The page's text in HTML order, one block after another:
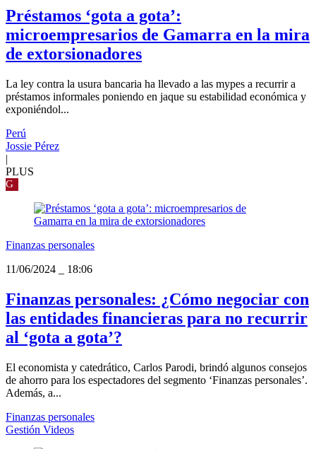
Préstamos ‘gota a gota’:
microempresarios de Gamarra en la mira
de extorsionadores
La ley contra la usura bancaria ha llevado a las mypes a recurrir a
préstamos informales poniendo en jaque su estabilidad económica y
exponiéndol...
Perú
Jossie Pérez
|
PLUS
G
Finanzas personales
11/06/2024
18:06
Finanzas personales: ¿Cómo negociar con
las entidades financieras para no recurrir
al ‘gota a gota’?
El economista y catedrático, Carlos Parodi, brindó algunos consejos
de ahorro para los espectadores del segmento ‘Finanzas personales’.
Además, a...
Finanzas personales
Gestión Videos